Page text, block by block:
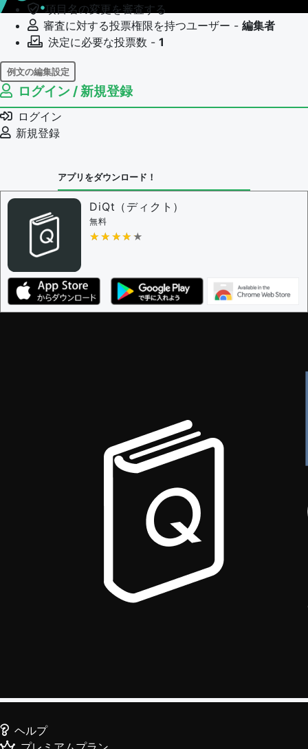
項目名の変更を審査する
審査に対する投票権限を持つユーザー - 編集者
決定に必要な投票数 - 1
例文の編集設定
例文の編集権限を持つユーザー -
例文の編集を審査する
例文の削除を審査する
審査に対する投票権限を持つユーザー -
問題の編集権限を持つユーザー -
審査に対する投票権限を持つユーザー -
ザー
決定に必要な投票数 -
編集ガイドライン
ログイン / 新規登録
ログイン
新規登録
アプリをダウンロード！
DiQt（ディクト）
無料
★★★★★
★★★★★
ヘルプ